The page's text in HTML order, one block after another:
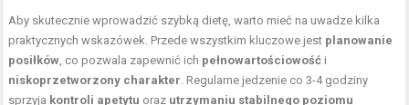
Aby skutecznie wprowadzić szybką dietę, warto mieć na uwadze kilka
praktycznych wskazówek. Przede wszystkim kluczowe jest planowanie
posiłków, co pozwala zapewnić ich pełnowartościowość i
niskoprzetworzony charakter. Regularne jedzenie co 3-4 godziny
sprzyja kontroli apetytu oraz utrzymaniu stabilnego poziomu